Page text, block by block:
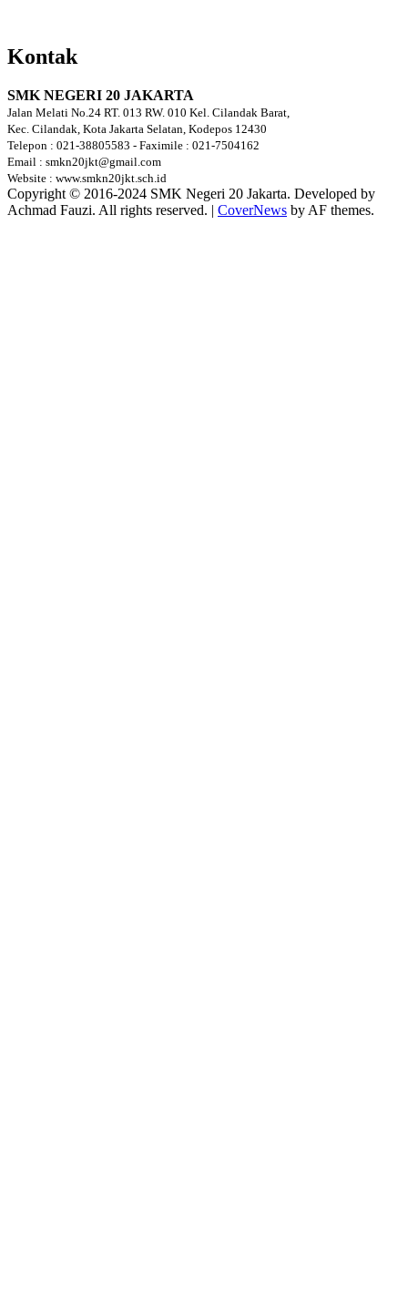
Kontak
SMK NEGERI 20 JAKARTA
Jalan Melati No.24 RT. 013 RW. 010 Kel. Cilandak Barat,
Kec. Cilandak, Kota Jakarta Selatan, Kodepos 12430
Telepon : 021-38805583 - Faximile : 021-7504162
Email : smkn20jkt@gmail.com
Website : www.smkn20jkt.sch.id
Copyright © 2016-2024 SMK Negeri 20 Jakarta. Developed by
Achmad Fauzi. All rights reserved. | CoverNews by AF themes.